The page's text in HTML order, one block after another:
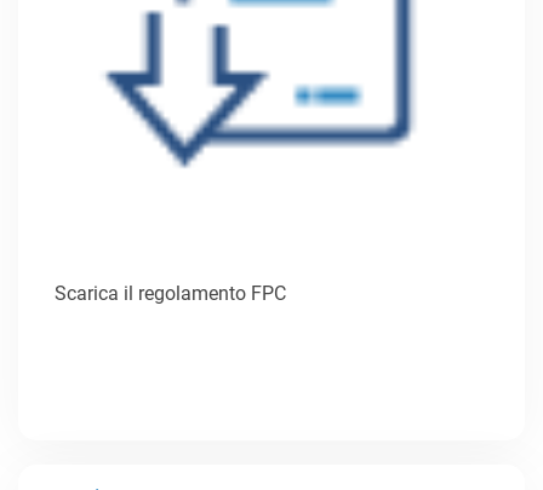
Scarica il regolamento FPC